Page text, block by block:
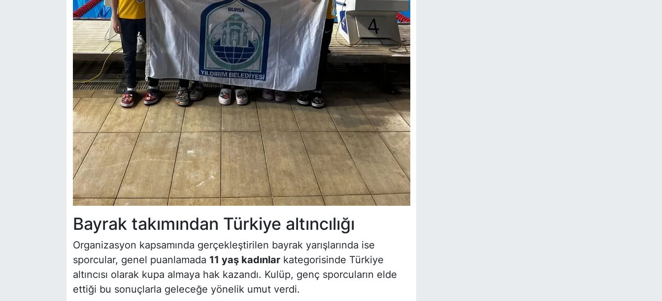
Bayrak takımından Türkiye altıncılığı
Organizasyon kapsamında gerçekleştirilen bayrak yarışlarında ise
sporcular, genel puanlamada 11 yaş kadınlarkategorisinde Türkiye
altıncısı olarak kupa almaya hak kazandı. Kulüp, genç sporcuların elde
ettiği bu sonuçlarla geleceğe yönelik umut verdi.